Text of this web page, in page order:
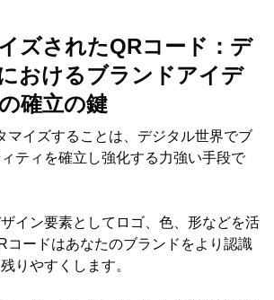
ズされたQRコード：デ
おけるブランドアイデ
確立の鍵
マイズすることは、デジタル世界でブ
ティを確立し強化する力強い手段で
イン要素としてロゴ、色、形などを活
コードはあなたのブランドをより認識
りやすくします。